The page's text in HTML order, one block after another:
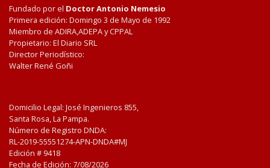
Fundado por el Doctor Antonio Nemesio
Primera edición: Domingo 3 de Mayo de 1992
Miembro de ADIRA,ADEPA y CPPAL
Propietario: El Diario SRL
Director Periodístico:
Walter René Goñi
Domicilio Legal: José Ingenieros 855,
Santa Rosa, La Pampa.
Número de Registro DNDA:
RL-2019-55551274-APN-DNDA#MJ
Edición # 9418
Fecha de Edición: 7/08/2026